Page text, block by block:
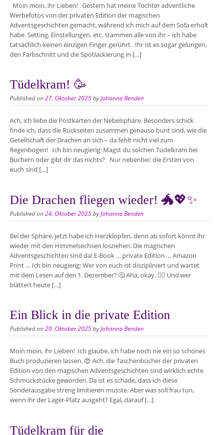
Moin moin, ihr Lieben! Gestern hat meine Tochter adventliche
Werbefotos von der privaten Edition der magischen
Adventsgeschichten gemacht, während ich mich auf dem Sofa erholt
habe. Setting, Einstellungen, etc. stammen alle von ihr – ich habe
tatsächlich keinen einzigen Finger gerührt . Ihr ist es sogar gelungen,
den Farbschnitt und die Spotlackierung in […]
Tüdelkram! 🥳
Published on27. Oktober 2025byJohanna Benden
Ach, ich liebe die Postkarten der Nebelsphäre. Besonders schick
finde ich, dass die Rückseiten zusammen genauso bunt sind, wie die
Gesellschaft der Drachen an sich – da fehlt nicht viel zum
Regenbogen! Ich bin neugierig: Magst du solchen Tüdelkram bei
Büchern oder gibt dir das nichts? Nur nebenbei: die Ersten von
euch sind […]
Die Drachen fliegen wieder! 🐲💖✨
Published on24. Oktober 2025byJohanna Benden
Bei der Sphäre, jetzt habe ich Herzklopfen, denn ab sofort könnt ihr
wieder mit den Himmelsechsen losziehen: Die magischen
Adventsgeschichten sind da! E-Book … private Edition … Amazon
Print … Ich bin neugierig: Wer von euch ist diszipliniert und wartet
mit dem Lesen auf den 1. Dezember? 🤔 Aha, okay. 👍🏻 Und wer
blättert heute […]
Ein Blick in die private Edition
Published on20. Oktober 2025byJohanna Benden
Moin moin, ihr Lieben! Ich glaube, ich habe noch nie ein so schönes
Buch produzieren lassen. 😍 Ach, die Taschenbücher der privaten
Edition von den magischen Adventsgeschichten sind wirklich echte
Schmuckstücke geworden. Da ist es schade, dass ich diese
Sonderausgabe streng limitieren musste. Aber was soll frau tun,
wenn ihr der Lager-Platz ausgeht? Egal, darauf […]
Tüdelkram für die